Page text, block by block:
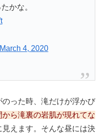
かな。
March 4, 2020
った時、滝だけが浮かび
から滝裏の岩肌が現れてな
見えます。そんな昼には決